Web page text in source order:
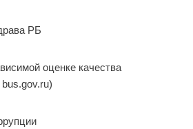
РБ
оценке качества
bus.gov.ru)